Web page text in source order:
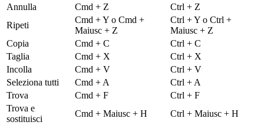
Annulla
Cmd + Z
Ctrl + Z
Ripeti
Cmd + Y o Cmd +
Maiusc + Z
Ctrl + Y o Ctrl +
Maiusc + Z
Copia
Cmd + C
Ctrl + C
Taglia
Cmd + X
Ctrl + X
Incolla
Cmd + V
Ctrl + V
Seleziona tutti
Cmd + A
Ctrl + A
Trova
Cmd + F
Ctrl + F
Trova e
sostituisci
Cmd + Maiusc + H
Ctrl + Maiusc + H